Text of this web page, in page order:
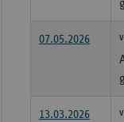
07.05.2026
13.03.2026